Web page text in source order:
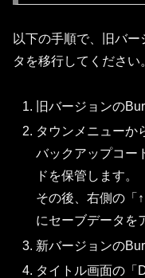
以下の手順で、旧バ
タを移行してください
旧バージョンの
タウンメニューか
バックアップコー
ドを保管します。
その後、右側の「
にセーブデータを
新バージョンの
タイトル画面の「